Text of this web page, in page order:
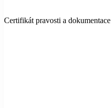
Certifikát pravosti a dokumentace